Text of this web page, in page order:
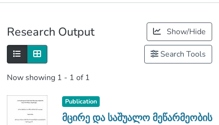
Research Output Show/Hide
Search Tools
Now showing 1 - 1 of 1
Publication
მცირე და საშუალო მეწარმეობის